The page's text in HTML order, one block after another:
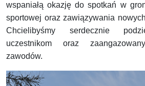
wspaniałą okazję do spotkań w
sportowej oraz zawiązywania
Chcielibyśmy serdecznie
uczestnikom oraz
zawodów.